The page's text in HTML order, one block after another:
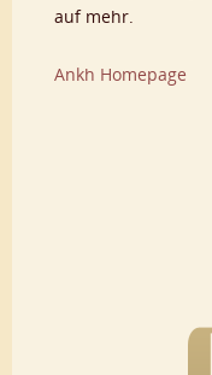
auf mehr.
Ankh Homepage